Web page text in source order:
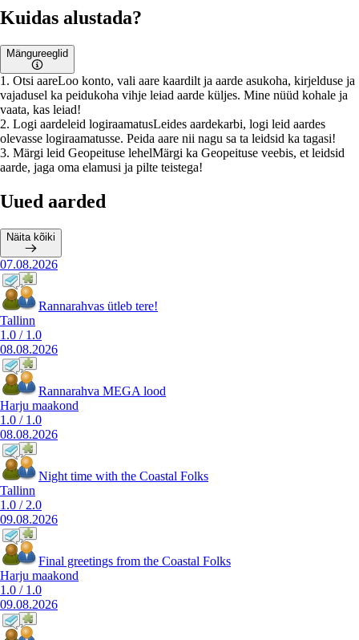
Kuidas alustada?
Mängureeglid
1 . Otsi aareLoo konto, vali aare kaardilt ja aarde asukoha, kirjelduse ja
vajadusel ka peidukoha vihje leiad aarde küljes. Mine nüüd kohale ja
vaata, kas leiad!
2. Logi aardeleid logiraamatusLeides aardekarbi, logi leid aardes
olevasse logiraamatusse. Peida aare nii nagu sa ta leidsid ka tagasi!
3. Märgi leid Geopeituse lehelMärgi ka Geopeituse veebis, et leidsid
aarde, jaga oma elamusi ja pilte teistega!
Uued aarded
Näita kõiki
07.08.2026
Rannarahvas ütleb tere!
Tallinn
1.0 / 1.0
08.08.2026
Rannarahva MEGA lood
Harju maakond
1.0 / 1.0
08.08.2026
Night time with the Coastal Folks
Tallinn
1.0 / 2.0
09.08.2026
Final greetings from the Coastal Folks
Harju maakond
1.0 / 1.0
09.08.2026